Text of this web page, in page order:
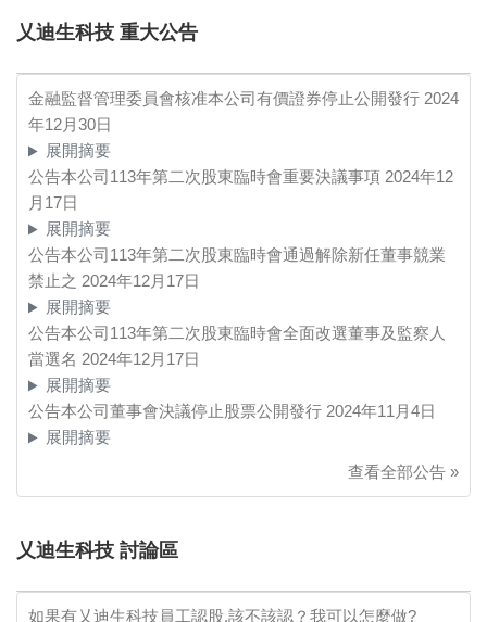
乂迪生科技 重大公告
金融監督管理委員會核准本公司有價證券停止公開發行 2024
年12月30日
展開摘要
公告本公司113年第二次股東臨時會重要決議事項 2024年12
月17日
展開摘要
公告本公司113年第二次股東臨時會通過解除新任董事競業
禁止之 2024年12月17日
展開摘要
公告本公司113年第二次股東臨時會全面改選董事及監察人
當選名 2024年12月17日
展開摘要
公告本公司董事會決議停止股票公開發行 2024年11月4日
展開摘要
查看全部公告 »
乂迪生科技 討論區
如果有乂迪生科技員工認股,該不該認？我可以怎麼做?